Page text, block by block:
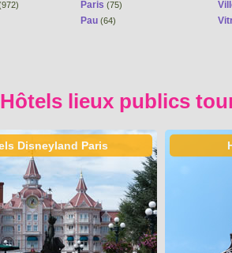
Paris (75)
Pau (64)
Hôtels lieux publics
Disneyland Paris